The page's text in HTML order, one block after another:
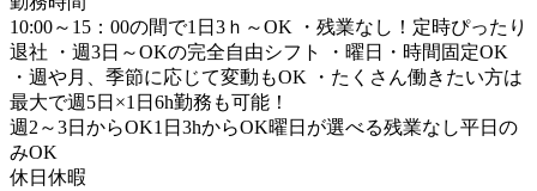
10:00～15：00の間で1日3ｈ～OK ・残業なし！定時ぴったり
退社 ・週3日～OKの完全自由シフト ・曜日・時間固定OK
・週や月、季節に応じて変動もOK ・たくさん働きたい方は
最大で週5日×1日6h勤務も可能！
週2～3日からOK1日3hからOK曜日が選べる残業なし平日の
みOK
休日休暇